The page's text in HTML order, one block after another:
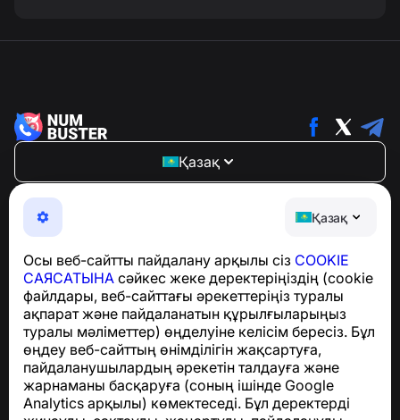
Қазақ
Осы веб-сайтты пайдалану арқылы сіз COOKIE
САЯСАТЫНА сәйкес жеке деректеріңіздің (cookie
файлдары, веб-сайттағы әрекеттеріңіз туралы
ақпарат және пайдаланатын құрылғыларыңыз
туралы мәліметтер) өңделуіне келісім бересіз. Бұл
өңдеу веб-сайттың өнімділігін жақсартуға,
пайдаланушылардың әрекетін талдауға және
жарнаманы басқаруға (соның ішінде Google
Analytics арқылы) көмектеседі. Бұл деректерді
Қазақ
NumBuster © 2013—2026 ·
Телефон алаяқтарынан, спамнан және қажетсіз
хабарламалардан қорғайтын ыңғайлы қолданба
үшін: support@numbuster.com
Анықтама орталығы
Жаңалықтар мен
мақалалар
Жоба туралы
Байланыс